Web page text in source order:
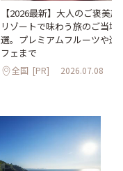
【2026最新】大人のご褒美
リゾートで味わう旅のご当地
選。プレミアムフルーツや進
フェまで
全国 [PR] 2026.07.08